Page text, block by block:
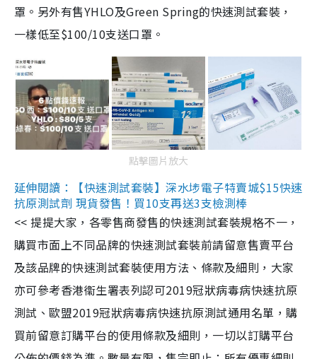
罩。另外有售YHLO及Green Spring的快速測試套裝，
一樣低至$100/10支送口罩。
點擊圖片放大
延伸閱讀：【快速測試套裝】深水埗電子特賣城$15快速
抗原測試劑 現貨發售！買10支再送3支檢測棒
<< 提提大家，各零售商發售的快速測試套裝規格不一，
購買市面上不同品牌的快速測試套裝前請留意售賣平台
及該品牌的快速測試套裝使用方法、條款及細則，大家
亦可參考香港衞生署表列認可2019冠狀病毒病快速抗原
測試、歐盟2019冠狀病毒病快速抗原測試通用名單，購
買前留意訂購平台的使用條款及細則，一切以訂購平台